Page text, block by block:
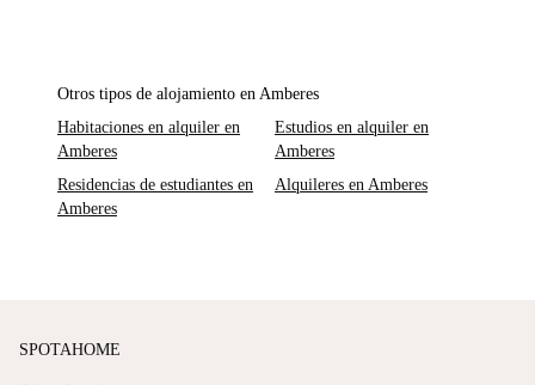
Otros tipos de alojamiento en Amberes
Habitaciones en alquiler en
Amberes
Estudios en alquiler en
Amberes
Residencias de estudiantes en
Amberes
Alquileres en Amberes
SPOTAHOME